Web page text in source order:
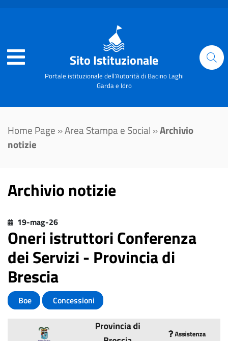
Sito Istituzionale
Portale istituzionale dell'Autorità di Bacino Laghi
Garda e Idro
Home Page »Area Stampa e Social »Archivio
notizie
Archivio notizie
19-mag-26
Oneri istruttori Conferenza
dei Servizi - Provincia di
Brescia
Boe Concessioni